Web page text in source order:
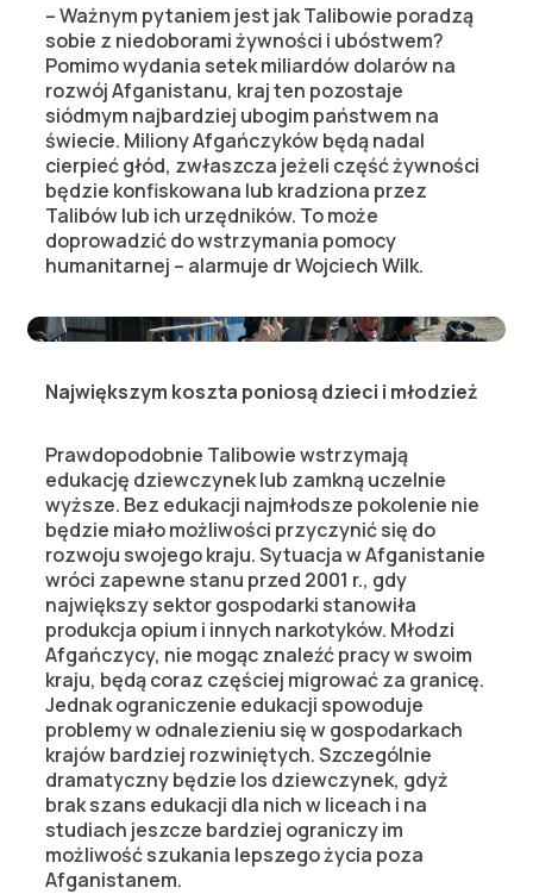
– Ważnym pytaniem jest jak Talibowie poradzą
sobie z niedoborami żywności i ubóstwem?
Pomimo wydania setek miliardów dolarów na
rozwój Afganistanu, kraj ten pozostaje
siódmym najbardziej ubogim państwem na
świecie. Miliony Afgańczyków będą nadal
cierpieć głód, zwłaszcza jeżeli część żywności
będzie konfiskowana lub kradziona przez
Talibów lub ich urzędników. To może
doprowadzić do wstrzymania pomocy
humanitarnej – alarmuje dr Wojciech Wilk.
Największym koszta poniosą dzieci i młodzież
Prawdopodobnie Talibowie wstrzymają
edukację dziewczynek lub zamkną uczelnie
wyższe. Bez edukacji najmłodsze pokolenie nie
będzie miało możliwości przyczynić się do
rozwoju swojego kraju. Sytuacja w Afganistanie
wróci zapewne stanu przed 2001 r., gdy
największy sektor gospodarki stanowiła
produkcja opium i innych narkotyków. Młodzi
Afgańczycy, nie mogąc znaleźć pracy w swoim
kraju, będą coraz częściej migrować za granicę.
Jednak ograniczenie edukacji spowoduje
problemy w odnalezieniu się w gospodarkach
krajów bardziej rozwiniętych. Szczególnie
dramatyczny będzie los dziewczynek, gdyż
brak szans edukacji dla nich w liceach i na
studiach jeszcze bardziej ograniczy im
możliwość szukania lepszego życia poza
Afganistanem.